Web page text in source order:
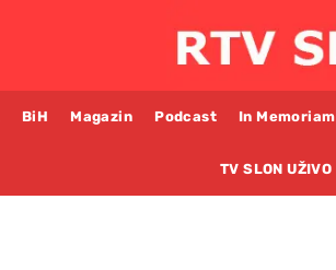
BiH Magazin Podcast In Memoriam
TV SLON UŽIVO